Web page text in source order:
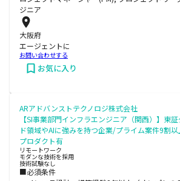
ジニア
大阪府
エージェントに
お問い合わせする
お気に入り
ARアドバンストテクノロジ株式会社
【SI事業部門インフラエンジニア（関西）】東
ド領域やAIに強みを持つ企業/プライム案件9割
プロダクト有
リモートワーク
モダンな技術を採用
技術試験なし
■必須条件